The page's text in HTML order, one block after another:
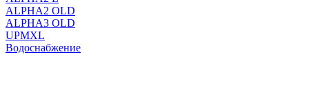
ALPHA2 OLD
ALPHA3 OLD
UPMXL
Водоснабжение